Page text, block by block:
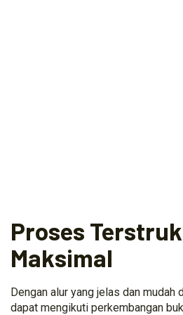
Proses
Maksimal
Dengan alur yang jelas dan mudah
dapat mengikuti perkembangan